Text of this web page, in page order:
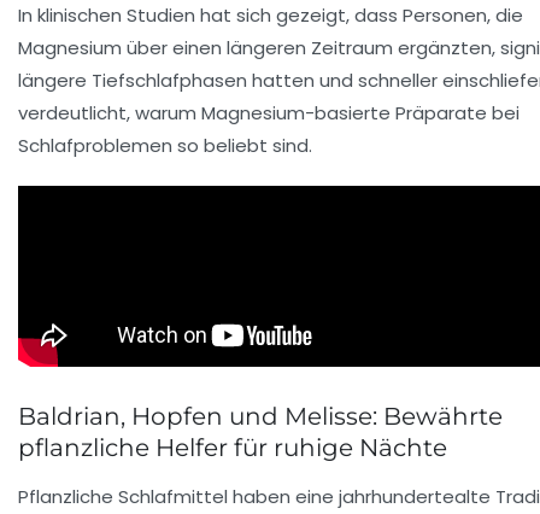
In klinischen Studien hat sich gezeigt, dass Personen, die
Magnesium über einen längeren Zeitraum ergänzten,
längere Tiefschlafphasen hatten und schneller
verdeutlicht, warum Magnesium-basierte Präparate bei
Schlafproblemen so beliebt sind.
Baldrian, Hopfen und Melisse: Bewährte
pflanzliche Helfer für ruhige Nächte
Pflanzliche Schlafmittel haben eine jahrhundertealte